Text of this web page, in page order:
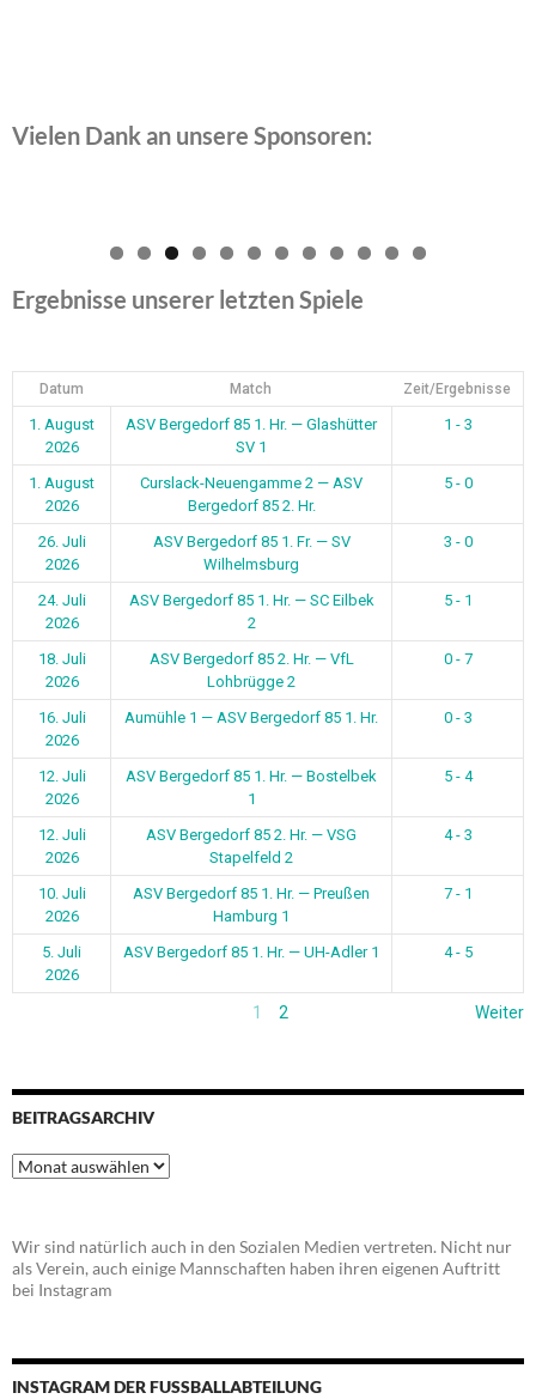
Vielen Dank an unsere Sponsoren:
0 1 2
Ergebnisse unserer letzten Spiele
Datum Match Zeit/Ergebnisse
1. August
2026
ASV Bergedorf 85 1. Hr. — Glashütter
SV 1
1 - 3
1. August
2026
Curslack-Neuengamme 2 — ASV
Bergedorf 85 2. Hr.
5 - 0
26. Juli
2026
ASV Bergedorf 85 1. Fr. — SV
Wilhelmsburg
3 - 0
24. Juli
2026
ASV Bergedorf 85 1. Hr. — SC Eilbek
2
5 - 1
18. Juli
2026
ASV Bergedorf 85 2. Hr. — VfL
Lohbrügge 2
0 - 7
16. Juli
2026
Aumühle 1 — ASV Bergedorf 85 1. Hr. 0 - 3
12. Juli
2026
ASV Bergedorf 85 1. Hr. — Bostelbek
1
5 - 4
12. Juli
2026
ASV Bergedorf 85 2. Hr. — VSG
Stapelfeld 2
4 - 3
10. Juli
2026
ASV Bergedorf 85 1. Hr. — Preußen
Hamburg 1
7 - 1
5. Juli
2026
ASV Bergedorf 85 1. Hr. — UH-Adler 1 4 - 5
1 2 Weiter
BEITRAGSARCHIV
Beitragsarchiv
Wir sind natürlich auch in den Sozialen Medien vertreten. Nicht nur
als Verein, auch einige Mannschaften haben ihren eigenen Auftritt
bei Instagram
INSTAGRAM DER FUSSBALLABTEILUNG